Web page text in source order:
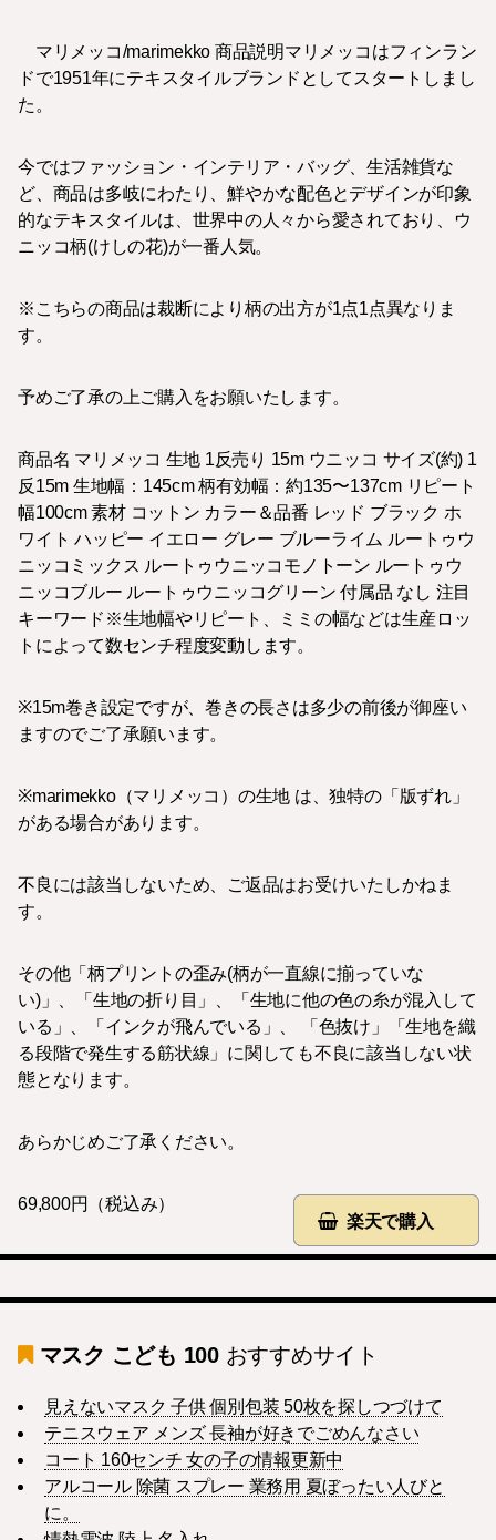
マリメッコ/marimekko 商品説明マリメッコはフィンラン
ドで1951年にテキスタイルブランドとしてスタートしまし
た。
今ではファッション・インテリア・バッグ、生活雑貨な
ど、商品は多岐にわたり、鮮やかな配色とデザインが印象
的なテキスタイルは、世界中の人々から愛されており、ウ
ニッコ柄(けしの花)が一番人気。
※こちらの商品は裁断により柄の出方が1点1点異なりま
す。
予めご了承の上ご購入をお願いたします。
商品名 マリメッコ 生地 1反売り 15m ウニッコ サイズ(約) 1
反15m 生地幅：145cm 柄有効幅：約135〜137cm リピート
幅100cm 素材 コットン カラー＆品番 レッド ブラック ホ
ワイト ハッピー イエロー グレー ブルーライム ルートゥウ
ニッコミックス ルートゥウニッコモノトーン ルートゥウ
ニッコブルー ルートゥウニッコグリーン 付属品 なし 注目
キーワード※生地幅やリピート、ミミの幅などは生産ロッ
トによって数センチ程度変動します。
※15m巻き設定ですが、巻きの長さは多少の前後が御座い
ますのでご了承願います。
※marimekko（マリメッコ）の生地 は、独特の「版ずれ」
がある場合があります。
不良には該当しないため、ご返品はお受けいたしかねま
す。
その他「柄プリントの歪み(柄が一直線に揃っていな
い)」、「生地の折り目」、「生地に他の色の糸が混入して
いる」、「インクが飛んでいる」、 「色抜け」「生地を織
る段階で発生する筋状線」に関しても不良に該当しない状
態となります。
あらかじめご了承ください。
楽天で購入
69,800円（税込み）
マスク こども 100おすすめサイト
見えないマスク 子供 個別包装 50枚を探しつづけて
テニスウェア メンズ 長袖が好きでごめんなさい
コート 160センチ 女の子の情報更新中
アルコール 除菌 スプレー 業務用 夏ぼったい人びと
に。